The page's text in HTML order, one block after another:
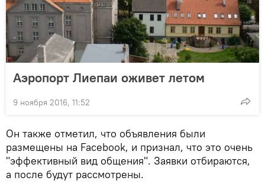
Аэропорт Лиепаи оживет летом
9 ноября 2016, 11:52
Он также отметил, что объявления были
размещены на Facebook, и признал, что это очень
"эффективный вид общения". Заявки отбираются,
а после будут рассмотрены.